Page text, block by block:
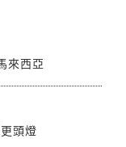
來西亞
頭燈